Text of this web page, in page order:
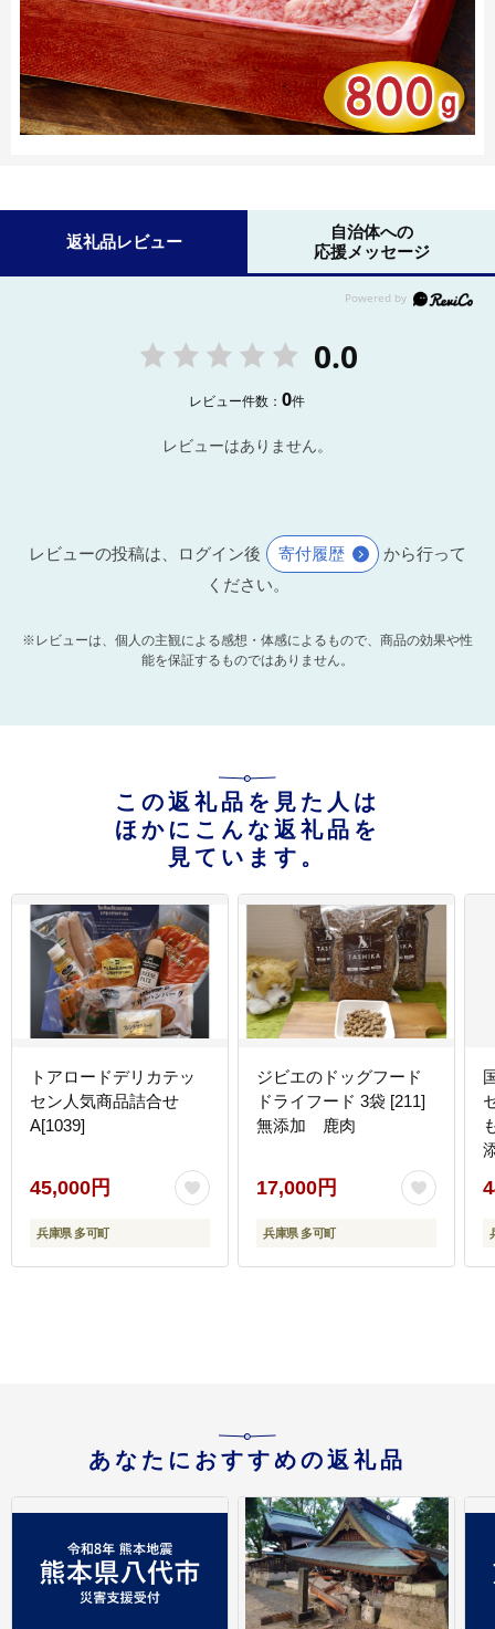
返礼品レビュー
自治体への
応援メッセージ
0.0
レビュー件数：0件
レビューはありません。
レビューの投稿は、ログイン後 寄付履歴
から行って
ください。
※レビューは、個人の主観による感想・体感によるもので、商品の効果や性
能を保証するものではありません。
この返礼品を見た人は
ほかにこんな返礼品を
見ています。
トアロードデリカテッ
セン人気商品詰合せ
A[1039]
45,000円
兵庫県 多可町
ジビエのドッグフード
ドライフード 3袋 [211]
無添加 鹿肉
17,000円
兵庫県 多可町
あなたにおすすめの返礼品